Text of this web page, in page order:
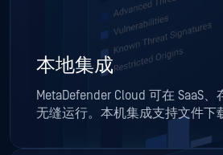
本地集成
MetaDefender Cloud 可在 SaaS
无缝运行。本机集成支持文件下
作流，使私营和政府组织能够无